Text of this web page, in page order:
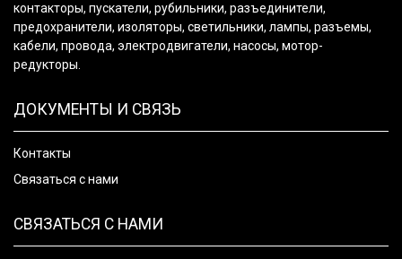
контакторы, пускатели, рубильники, разъединители,
предохранители, изоляторы, светильники, лампы, разъемы,
кабели, провода, электродвигатели, насосы, мотор-
редукторы.
ДОКУМЕНТЫ И СВЯЗЬ
Контакты
Связаться с нами
СВЯЗАТЬСЯ С НАМИ